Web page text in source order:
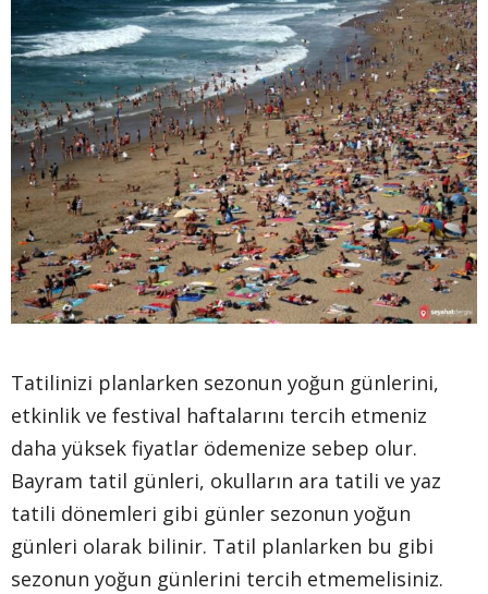
Tatilinizi planlarken sezonun yoğun günlerini,
etkinlik ve festival haftalarını tercih etmeniz
daha yüksek fiyatlar ödemenize sebep olur.
Bayram tatil günleri, okulların ara tatili ve yaz
tatili dönemleri gibi günler sezonun yoğun
günleri olarak bilinir. Tatil planlarken bu gibi
sezonun yoğun günlerini tercih etmemelisiniz.